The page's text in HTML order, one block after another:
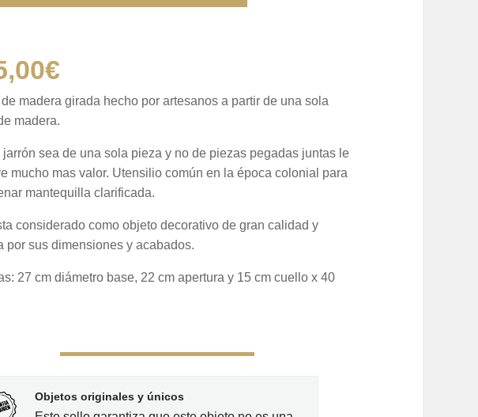
€
madera girada hecho por artesanos a partir de una sola
madera.
jarrón sea de una sola pieza y no de piezas pegadas juntas le
mucho mas valor. Utensilio común en la época colonial para
mantequilla clarificada.
considerado como objeto decorativo de gran calidad y
por sus dimensiones y acabados.
27 cm diámetro base, 22 cm apertura y 15 cm cuello x 40
Objetos originales y únicos